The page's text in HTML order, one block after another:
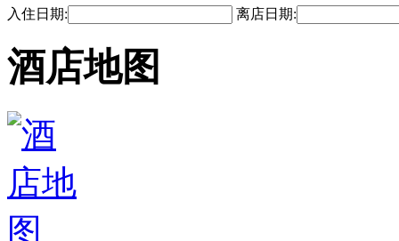
入住日期: 离店日期:
酒店地图